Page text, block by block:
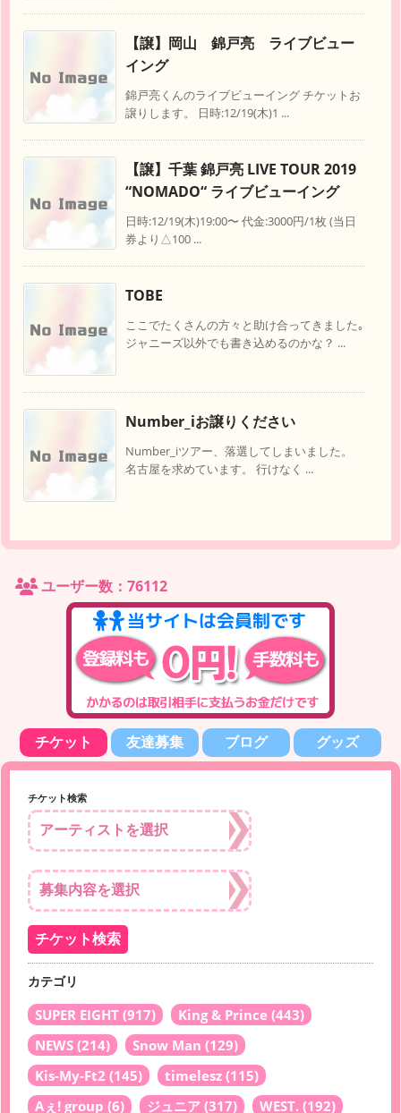
【譲】岡山 錦戸亮 ライブビュー
イング
錦戸亮くんのライブビューイング チケットお
譲りします。 日時:12/19(木)1 ...
【譲】千葉 錦戸亮 LIVE TOUR 2019
“NOMADO“ ライブビューイング
日時:12/19(木)19:00〜 代金:3000円/1枚 (当日
券より△100 ...
TOBE
ここでたくさんの方々と助け合ってきました｡
ジャニーズ以外でも書き込めるのかな？ ...
Number_iお譲りください
Number_iツアー、落選してしまいました。
名古屋を求めています。 行けなく ...
ユーザー数：76112
チケット 友達募集 ブログ グッズ
チケット検索
カテゴリ
SUPER EIGHT (917) King & Prince (443)
NEWS (214) Snow Man (129)
Kis-My-Ft2 (145) timelesz (115)
Aぇ! group (6) ジュニア (317) WEST. (192)